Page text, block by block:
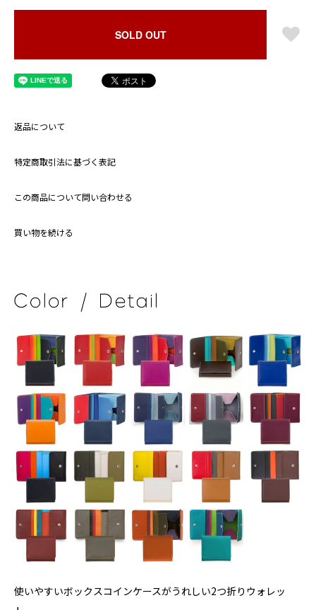
SOLD OUT
返品について
特定商取引法に基づく表記
この商品について問い合わせる
買い物を続ける
使いやすいボックスコインケースがうれしい2つ折りウォレッ